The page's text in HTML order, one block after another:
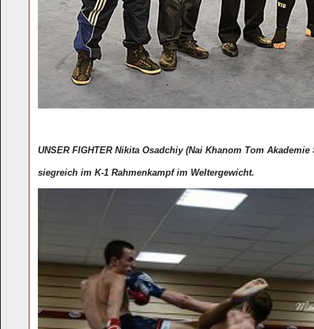
UNSER FIGHTER Nikita Osadchiy (Nai Khanom Tom
siegreich im K-1 Rahmenkampf im Weltergewicht.